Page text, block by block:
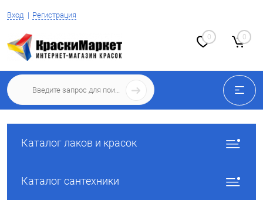
Вход Регистрация
0 0
Каталог лаков и красок
Каталог сантехники